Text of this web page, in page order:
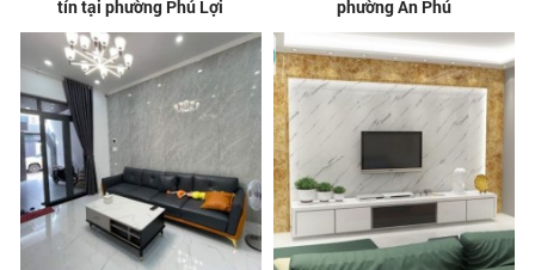
tín tại phường Phú Lợi
phường An Phú